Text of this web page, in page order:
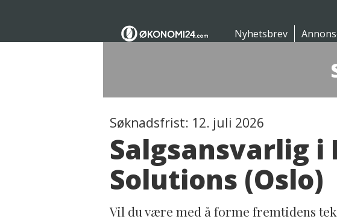
Nyhetsbrev
Søknadsfrist: 12. juli 2026
Salgsansvarlig i
Solutions (Oslo)
Vil du være med å forme fremtidens